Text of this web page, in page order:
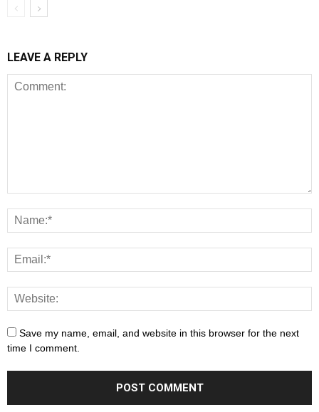
LEAVE A REPLY
Save my name, email, and website in this browser for the next
time I comment.